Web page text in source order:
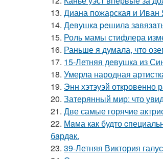
13. Диана пожарская и Иван
14. Дeвушкa peшилa
15. Роль мамы стифлера
16. Раньше я думала, что
17. 15-Летняя девушка из
18. Умерла народная
19. Энн хэтэуэй откровенно
20. Затерянный мир: что
21. Две самые горячие
22. Мaма как будто
бaрдaк.
23. 39-Летняя Виктория